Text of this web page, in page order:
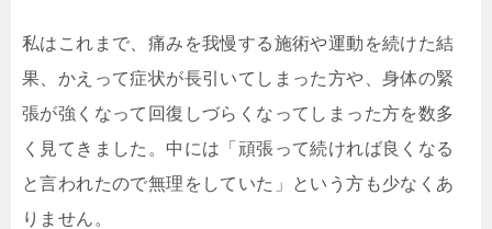
私はこれまで、痛みを我慢する施術や運動を続けた結
果、かえって症状が長引いてしまった方や、身体の緊
張が強くなって回復しづらくなってしまった方を数多
く見てきました。中には「頑張って続ければ良くなる
と言われたので無理をしていた」という方も少なくあ
りません。